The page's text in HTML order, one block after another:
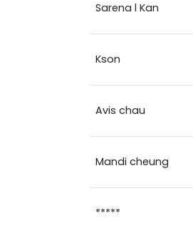
Sarena l Kan
Kson
Avis chau
Mandi cheung
*****